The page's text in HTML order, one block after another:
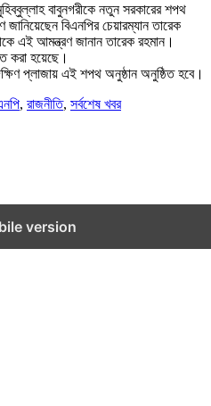
বাবুনগরীকে নতুন সরকারের শপথ
বিএনপির চেয়ারম্যান তারেক
এই আমন্ত্রণ জানান তারেক রহমান।
করা হয়েছে।
প্লাজায় এই শপথ অনুষ্ঠান অনুষ্ঠিত হবে।
, রাজনীতি, সর্বশেষ খবর
version